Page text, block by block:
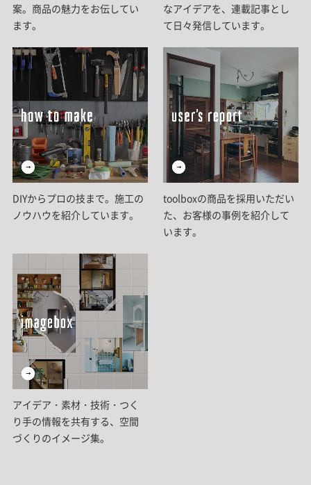
案。商品の魅力をお伝してい
ます。
なアイデアを、連載記事とし
て日々発信しています。
DIYからプロの技まで。施工の
ノウハウを紹介しています。
toolboxの商品を採用いただい
た、お客様の事例を紹介して
います。
アイデア・素材・技術・つく
り手の情報を共有する、空間
づくりのイメージ集。